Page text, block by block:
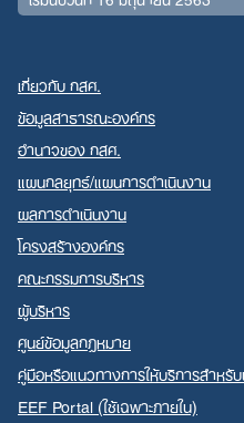
เกี่ยวกับ กสศ.
ข้อมูลสาธารณะองค์กร
อำนาจของ กสศ.
แผนกลยุทธ์/แผนการดำเนินงาน
ผลการดำเนินงาน
โครงสร้างองค์กร
คณะกรรมการบริหาร
ผู้บริหาร
ศูนย์ข้อมูลกฎหมาย
คู่มือหรือแนวทางการให้บริการสำห
EEF Portal (ใช้เฉพาะภายใน)